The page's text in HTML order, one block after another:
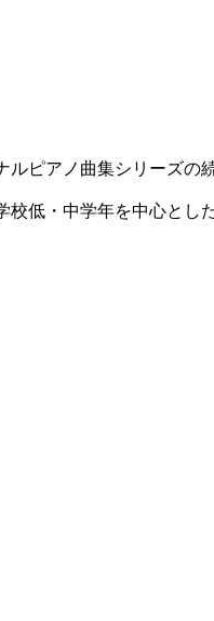
ピアノ曲集シリーズの続
低・中学年を中心とし